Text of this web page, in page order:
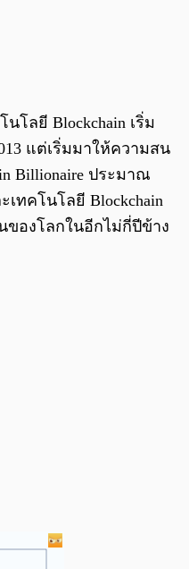
โลยี Blockchain เริ่ม
แต่เริ่มมาให้ความสน
Billionaire ประมาณ
เทคโนโลยี Blockchain
ของโลกในอีกไม่กี่ปีข้าง